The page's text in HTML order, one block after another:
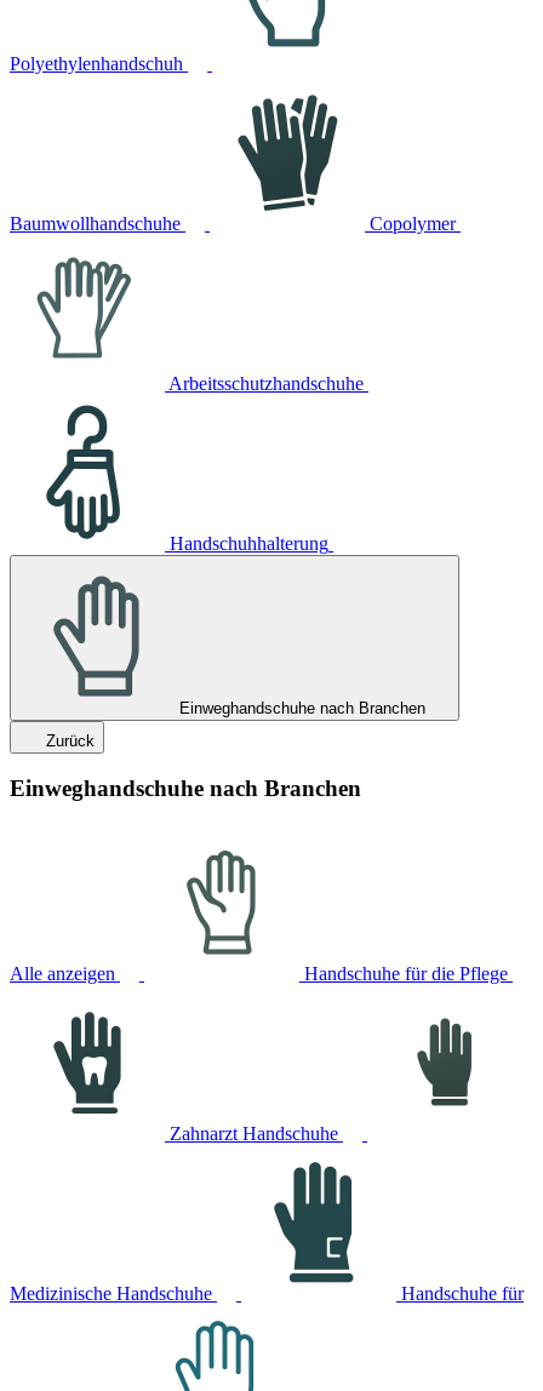
Polyethylenhandschuh
Baumwollhandschuhe Copolymer
Arbeitsschutzhandschuhe
Handschuhhalterung
Einweghandschuhe nach Branchen
Zurück
Einweghandschuhe nach Branchen
Alle anzeigen Handschuhe für die Pflege
Zahnarzt Handschuhe
Medizinische Handschuhe Handschuhe für